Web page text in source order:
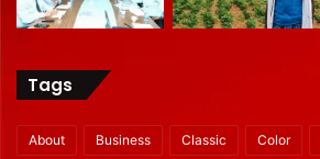
Tags
About Business Classic Color